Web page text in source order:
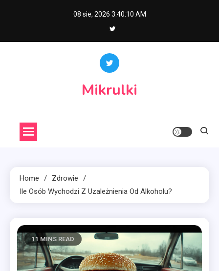
08 sie, 2026 3:40:11 AM
Mikrulki
Home
Zdrowie
Ile Osób Wychodzi Z Uzależnienia Od Alkoholu?
11 MINS READ